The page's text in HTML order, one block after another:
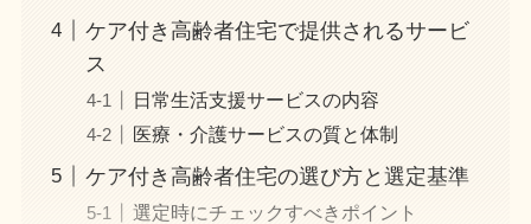
ケア付き高齢者住宅で提供されるサービ
ス
日常生活支援サービスの内容
医療・介護サービスの質と体制
ケア付き高齢者住宅の選び方と選定基準
選定時にチェックすべきポイント